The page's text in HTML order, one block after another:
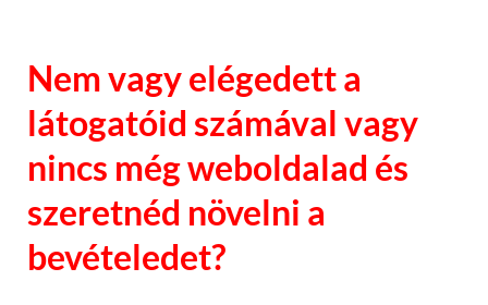
Nem vagy elégedett a
látogatóid számával vagy
nincs még weboldalad és
szeretnéd növelni a
bevételedet?